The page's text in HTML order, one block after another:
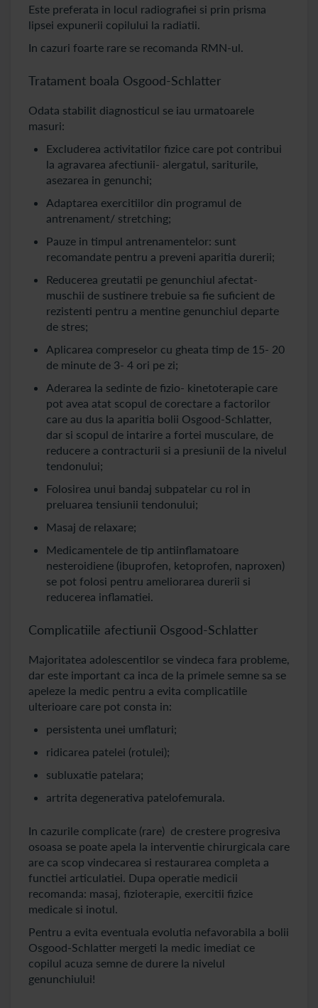
Este preferata in locul radiografiei si prin prisma
lipsei expunerii copilului la radiatii.
In cazuri foarte rare se recomanda RMN-ul.
Tratament boala Osgood-Schlatter
Odata stabilit diagnosticul se iau urmatoarele
masuri:
Excluderea activitatilor fizice care pot contribui
la agravarea afectiunii- alergatul, sariturile,
asezarea in genunchi;
Adaptarea exercitiilor din programul de
antrenament/ stretching;
Pauze in timpul antrenamentelor: sunt
recomandate pentru a preveni aparitia durerii;
Reducerea greutatii pe genunchiul afectat-
muschii de sustinere trebuie sa fie suficient de
rezistenti pentru a mentine genunchiul departe
de stres;
Aplicarea compreselor cu gheata timp de 15- 20
de minute de 3- 4 ori pe zi;
Aderarea la sedinte de fizio- kinetoterapie care
pot avea atat scopul de corectare a factorilor
care au dus la aparitia bolii Osgood-Schlatter,
dar si scopul de intarire a fortei musculare, de
reducere a contracturii si a presiunii de la nivelul
tendonului;
Folosirea unui bandaj subpatelar cu rol in
preluarea tensiunii tendonului;
Masaj de relaxare;
Medicamentele de tip antiinflamatoare
nesteroidiene (ibuprofen, ketoprofen, naproxen)
se pot folosi pentru ameliorarea durerii si
reducerea inflamatiei.
Complicatiile afectiunii Osgood-Schlatter
Majoritatea adolescentilor se vindeca fara probleme,
dar este important ca inca de la primele semne sa se
apeleze la medic pentru a evita complicatiile
ulterioare care pot consta in:
persistenta unei umflaturi;
ridicarea patelei (rotulei);
subluxatie patelara;
artrita degenerativa patelofemurala.
In cazurile complicate (rare) de crestere progresiva
osoasa se poate apela la interventie chirurgicala care
are ca scop vindecarea si restaurarea completa a
functiei articulatiei. Dupa operatie medicii
recomanda: masaj, fizioterapie, exercitii fizice
medicale si inotul.
Pentru a evita eventuala evolutia nefavorabila a bolii
Osgood-Schlatter mergeti la medic imediat ce
copilul acuza semne de durere la nivelul
genunchiului!